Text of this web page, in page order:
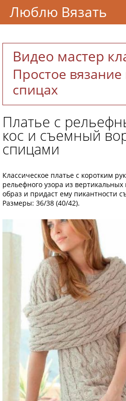
Видео мастер
Простое вязание
спицах
Платье с
кос и съемный
спицами
Классическое платье с коротким
рельефного узора из
образ и придаст ему пикантности
Размеры: 36/38 (40/42).
Люблю Вязать